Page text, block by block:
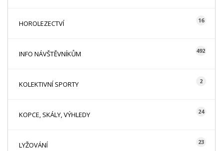
HOROLEZECTVÍ 16
INFO NÁVŠTĚVNÍKŮM 492
KOLEKTIVNÍ SPORTY 2
KOPCE, SKÁLY, VÝHLEDY 24
LYŽOVÁNÍ 23